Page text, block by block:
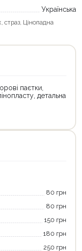
Українська
страз Цінопадна
паєтки,
детальна
80 грн
80 грн
150 грн
180 грн
250 грн